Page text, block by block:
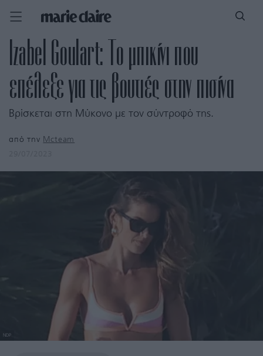
Izabel Goulart: Το μπικίνι που
επέλεξε για τις βουτιές στην πισίνα
Βρίσκεται στη Μύκονο με τον σύντροφό της.
από την Mcteam
NDP